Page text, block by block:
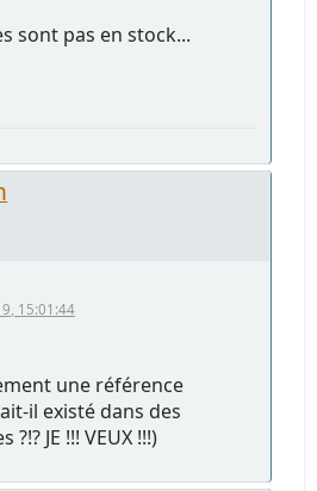
sont pas en stock...
15:01:44
une référence
il existé dans des
JE !!! VEUX !!!)